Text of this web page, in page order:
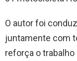
O autor foi
juntamente com
reforça o